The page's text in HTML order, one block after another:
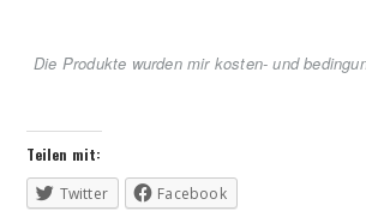
Die Produkte wurden mir kosten- und
Teilen mit:
Twitter
Facebook